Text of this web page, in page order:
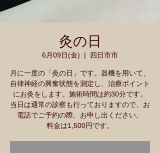
灸の日
6月09日(金)
  |
四日市市
月に一度の「灸の日」です。器機を用いて、
自律神経の興奮状態を測定し、治療ポイント
にお灸をします。施術時間は約30分です。
当日は通常の診察も行っておりますので、お
電話でご予約の際、お申し出ください。